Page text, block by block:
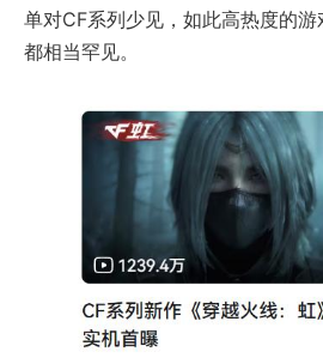
单对CF系列少见，如此高热度的
都相当罕见。